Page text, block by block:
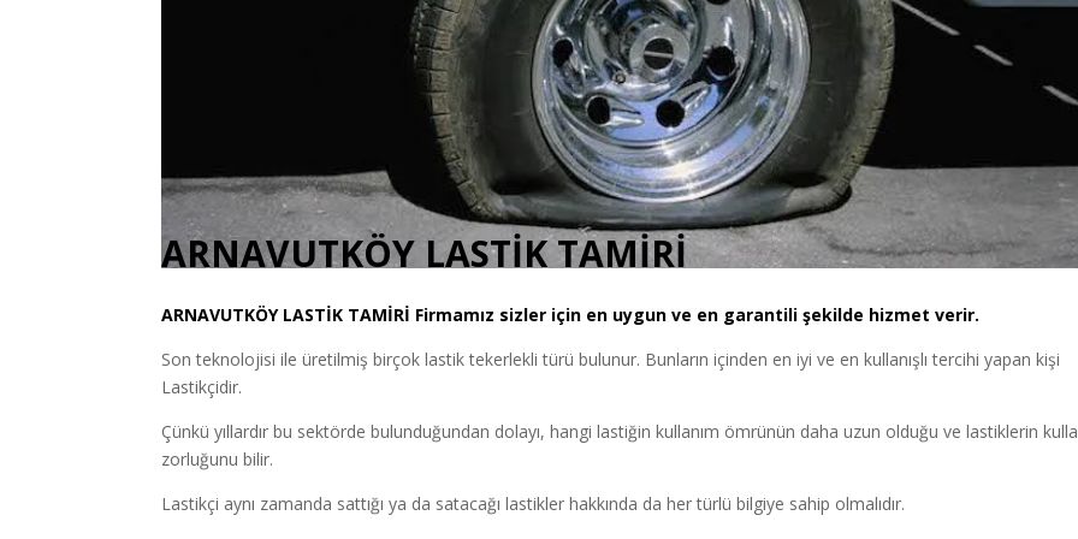
ARNAVUTKÖY LASTİK TAMİRİ
ARNAVUTKÖY LASTİK TAMİRİ Firmamız sizler için en uygun ve en garantili şekilde hizmet verir.
Son teknolojisi ile üretilmiş birçok lastik tekerlekli türü bulunur. Bunların içinden en iyi ve en kullanışlı tercihi yapan kişi
Lastikçidir.
Çünkü yıllardır bu sektörde bulunduğundan dolayı, hangi lastiğin kullanım ömrünün daha uzun olduğu ve lastiklerin
zorluğunu bilir.
Lastikçi aynı zamanda sattığı ya da satacağı lastikler hakkında da her türlü bilgiye sahip olmalıdır.